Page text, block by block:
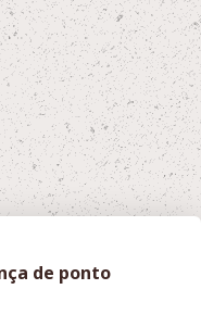
de ponto